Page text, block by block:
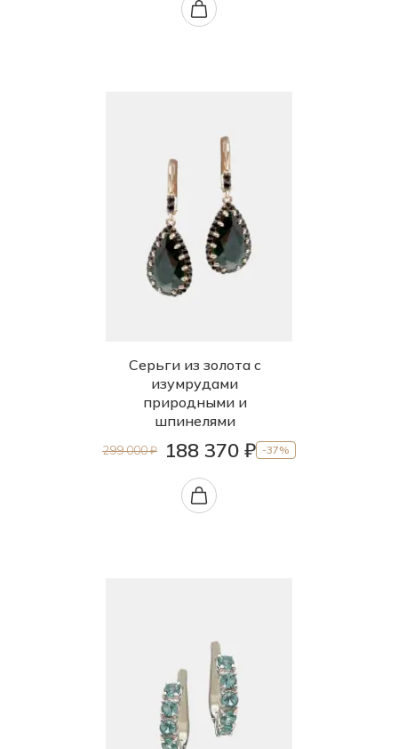
Серьги из золота с
изумрудами
природными и
шпинелями
299 000 ₽ 188 370 ₽ -37%